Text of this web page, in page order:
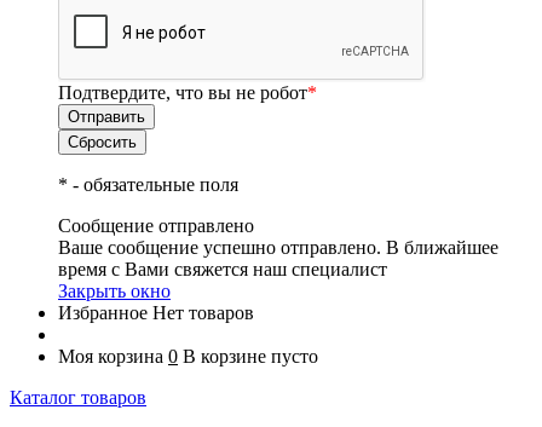
Подтвердите, что вы не робот*
* - обязательные поля
Сообщение отправлено
Ваше сообщение успешно отправлено. В ближайшее
время с Вами свяжется наш специалист
Закрыть окно
Избранное Нет товаров
Моя корзина 0 В корзине пусто
Каталог товаров